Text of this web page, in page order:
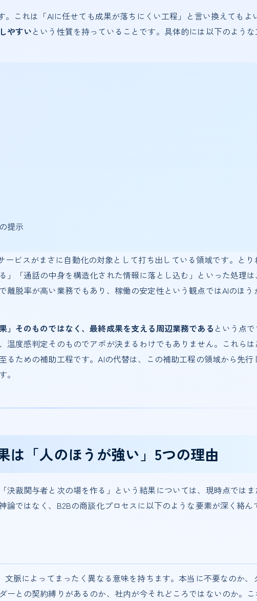
これは「AIに任せても成果が落ちにくい工程」と言い換えてもよ
やすいという性質を持っていることです。具体的には以下のよう
提示
ービスがまさに自動化の対象として打ち出している領域です。とり
」「通話の中身を構造化された情報に落とし込む」といった処理は
脱率が高い業務でもあり、稼働の安定性という観点ではAIのほう
」そのものではなく、最終成果を支える周辺業務である という点で
温度感判定そのものでアポが決まるわけでもありません。これらは
るための補助工程です。AIの代替は、この補助工程の領域から先行
。
「人のほうが強い」5つの理由
裁関与者と次の場を作る」という結果については、現時点ではま
論ではなく、B2Bの商談化プロセスに以下のような要素が深く絡ん
脈によってまったく異なる意味を持ちます。本当に不要なのか、
ーとの契約縛りがあるのか、社内が今それどころではないのか。こ